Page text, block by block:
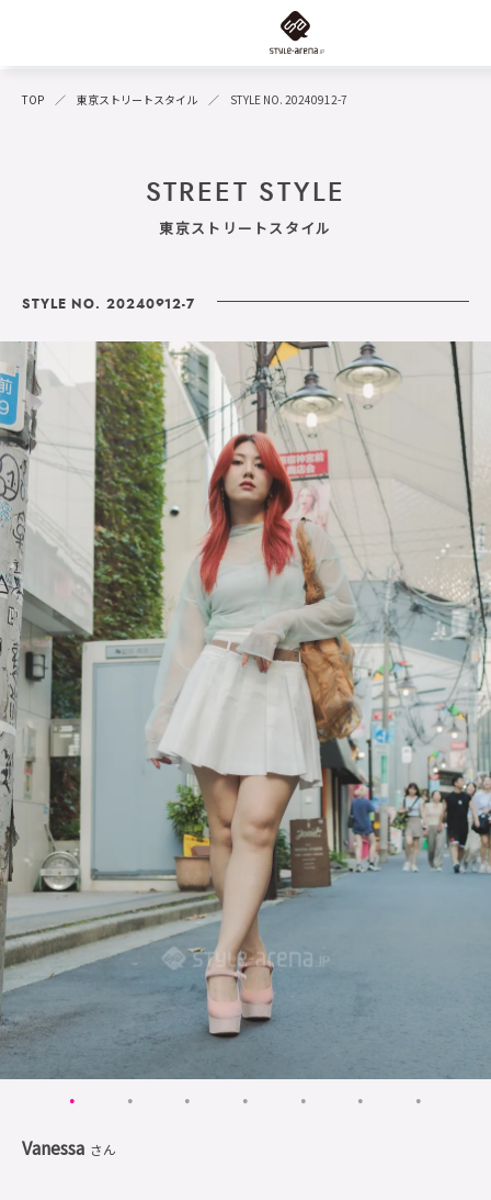
TOP 東京ストリートスタイル STYLE NO. 20240912-7
STREET STYLE
東京ストリートスタイル
STYLE NO. 20240912-7
Vanessa さん